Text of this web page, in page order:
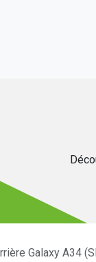
Galaxy A34